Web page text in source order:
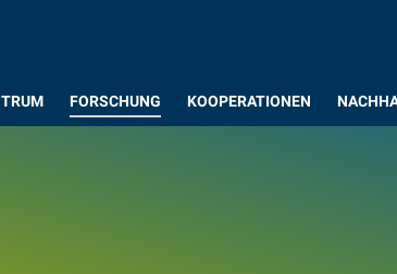
FORSCHUNG KOOPERATIONEN